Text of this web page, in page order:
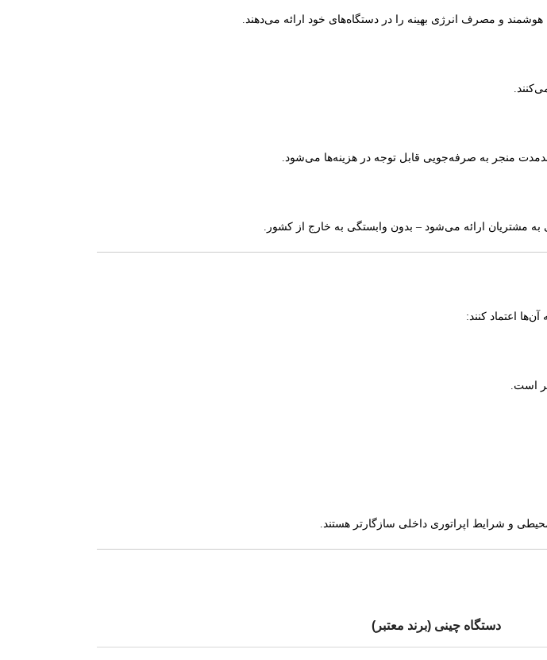
و مصرف انرژی بهینه را در دستگاه‌های خود ارائه می‌دهند.
منجر به صرفه‌جویی قابل توجه در هزینه‌ها می‌شود.
مشتریان ارائه می‌شود – بدون وابستگی به خارج از کشور.
اعتماد کنند:
است.
و شرایط اپراتوری داخلی سازگارتر هستند.
دستگاه چینی (برند معتبر)